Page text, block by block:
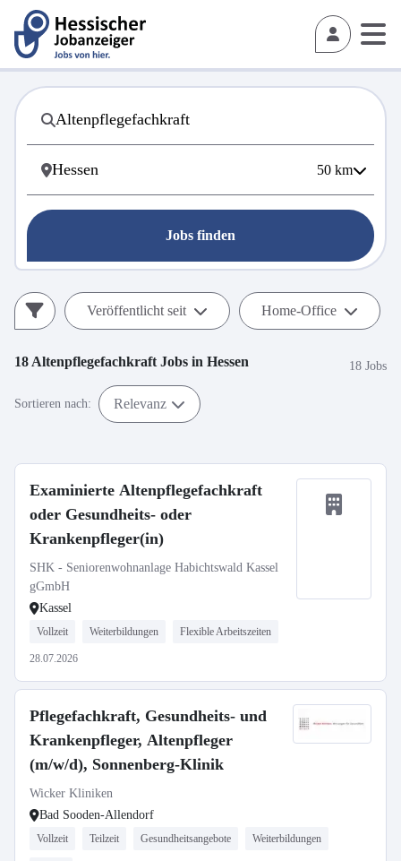
50 km
Jobs finden
Veröffentlicht seit Home-Office
18 Altenpflegefachkraft Jobs in Hessen 18 Jobs
Sortieren nach: Relevanz
Examinierte Altenpflegefachkraft
oder Gesundheits- oder
Krankenpfleger(in)
SHK - Seniorenwohnanlage Habichtswald Kassel
gGmbH
Kassel
Vollzeit Weiterbildungen Flexible Arbeitszeiten
28.07.2026
Pflegefachkraft, Gesundheits- und
Krankenpfleger, Altenpfleger
(m/w/d), Sonnenberg-Klinik
Wicker Kliniken
Bad Sooden-Allendorf
Vollzeit Teilzeit Gesundheitsangebote Weiterbildungen